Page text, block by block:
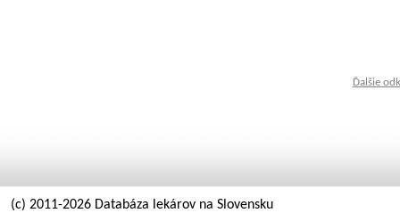
Ďalšie
(c) 2011-2026 Databáza lekárov na Slovensku